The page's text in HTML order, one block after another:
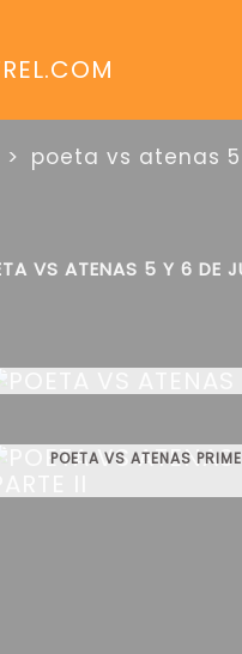
poeta vs atenas
VS ATENAS 5 Y 6 DE
POETA VS ATENAS